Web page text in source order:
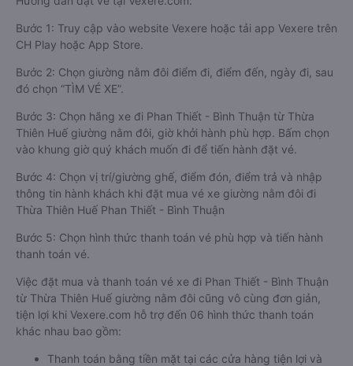
Bước 1: Truy cập vào website Vexere hoặc tải app Vexere trên
CH Play hoặc App Store.
Bước 2: Chọn giường nằm đôi điểm đi, điểm đến, ngày đi, sau
đó chọn “TÌM VÉ XE”.
Bước 3: Chọn hãng xe đi Phan Thiết - Bình Thuận từ Thừa
Thiên Huế giường nằm đôi, giờ khởi hành phù hợp. Bấm chọn
vào khung giờ quý khách muốn đi để tiến hành đặt vé.
Bước 4: Chọn vị trí/giường ghế, điểm đón, điểm trả và nhập
thông tin hành khách khi đặt mua vé xe giường nằm đôi đi
Thừa Thiên Huế Phan Thiết - Bình Thuận
Bước 5: Chọn hình thức thanh toán vé phù hợp và tiến hành
thanh toán vé.
Việc đặt mua và thanh toán vé xe đi Phan Thiết - Bình Thuận
từ Thừa Thiên Huế giường nằm đôi cũng vô cùng đơn giản,
tiện lợi khi Vexere.com hỗ trợ đến 06 hình thức thanh toán
khác nhau bao gồm:
Thanh toán bằng tiền mặt tại các cửa hàng tiện lợi và